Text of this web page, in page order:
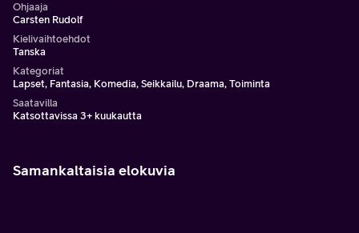
Ohjaaja
Carsten Rudolf
Kielivaihtoehdot
Tanska
Kategoriat
Lapset, Fantasia, Komedia, Seikkailu, Draama, Toiminta
Saatavilla
Katsottavissa 3+ kuukautta
Samankaltaisia elokuvia